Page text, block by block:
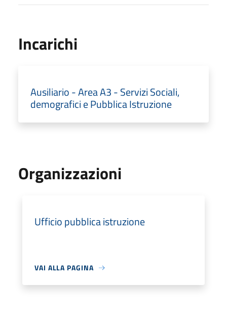
Incarichi
Ausiliario - Area A3 - Servizi Sociali,
demografici e Pubblica Istruzione
Organizzazioni
Ufficio pubblica istruzione
VAI ALLA PAGINA